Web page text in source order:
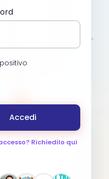
Accedi
Richiedilo qui